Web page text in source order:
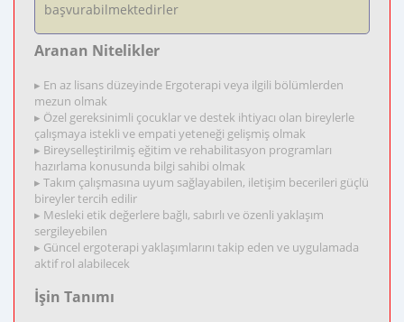
başvurabilmektedirler
Aranan Nitelikler
▸ En az lisans düzeyinde Ergoterapi veya ilgili bölümlerden
mezun olmak
▸ Özel gereksinimli çocuklar ve destek ihtiyacı olan bireylerle
çalışmaya istekli ve empati yeteneği gelişmiş olmak
▸ Bireyselleştirilmiş eğitim ve rehabilitasyon programları
hazırlama konusunda bilgi sahibi olmak
▸ Takım çalışmasına uyum sağlayabilen, iletişim becerileri güçlü
bireyler tercih edilir
▸ Mesleki etik değerlere bağlı, sabırlı ve özenli yaklaşım
sergileyebilen
▸ Güncel ergoterapi yaklaşımlarını takip eden ve uygulamada
aktif rol alabilecek
İşin Tanımı